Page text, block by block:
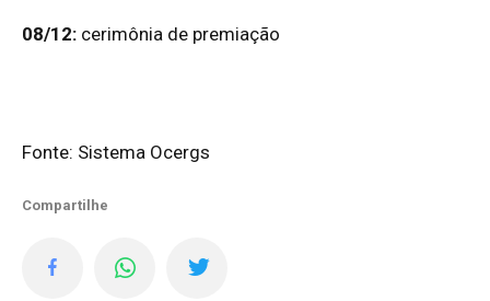
08/12: cerimônia de premiação
Fonte: Sistema Ocergs
Compartilhe